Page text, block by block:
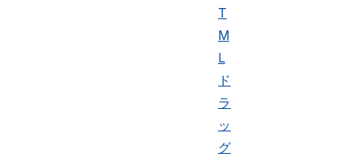
T
M
L
ド
ラ
ッ
グ